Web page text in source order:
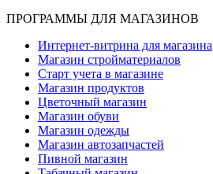
ПРОГРАММЫ ДЛЯ МАГАЗИНОВ
Интернет-витрина для магазина
Магазин стройматериалов
Старт учета в магазине
Магазин продуктов
Цветочный магазин
Магазин обуви
Магазин одежды
Магазин автозапчастей
Пивной магазин